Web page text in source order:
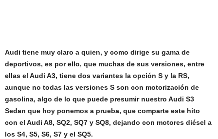
Audi tiene muy claro a quien, y como dirige su gama de
deportivos, es por ello, que muchas de sus versiones, entre
ellas el Audi A3, tiene dos variantes la opción S y la RS,
aunque no todas las versiones S son con motorización de
gasolina, algo de lo que puede presumir nuestro Audi S3
Sedan que hoy ponemos a prueba, que comparte este hito
con el Audi A8, SQ2, SQ7 y SQ8, dejando con motores diésel a
los S4, S5, S6, S7 y el SQ5.